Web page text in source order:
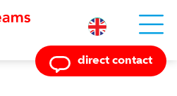
Powered by
direct contact